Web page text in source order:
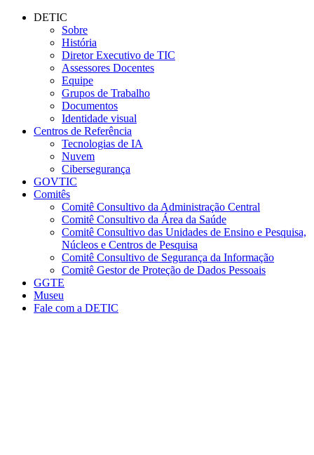
Conteúdo principal
DETIC
Sobre
História
Diretor Executivo de TIC
Assessores Docentes
Equipe
Grupos de Trabalho
Documentos
Identidade visual
Centros de Referência
Tecnologias de IA
Nuvem
Cibersegurança
GOVTIC
Comitês
Comitê Consultivo da Administração Central
Comitê Consultivo da Área da Saúde
Comitê Consultivo das Unidades de Ensino e Pesquisa,
Núcleos e Centros de Pesquisa
Comitê Consultivo de Segurança da Informação
Comitê Gestor de Proteção de Dados Pessoais
GGTE
Museu
Fale com a DETIC